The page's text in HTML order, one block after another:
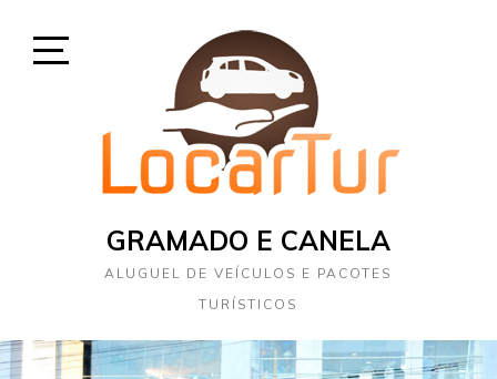
GRAMADO E CANELA
ALUGUEL DE VEÍCULOS E PACOTES
TURÍSTICOS